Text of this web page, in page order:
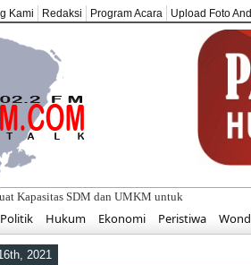
Kami Redaksi Program Acara Upload Foto
Kapasitas SDM dan UMKM untuk Pariwisata
Politik Hukum Ekonomi Peristiwa
2021